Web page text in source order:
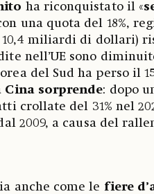
ha riconquistato il «
una quota del 18%,
10,4 miliardi di dollari)
nell’UE sono
del Sud ha perso il
Cina sorprende: dopo
crollate del 31% nel
2009, a causa del
anche come le fiere